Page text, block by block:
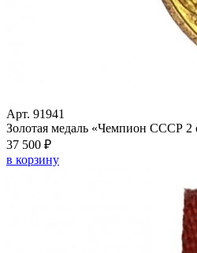
Арт. 91941
Золотая медаль «Чемпион СССР 2
37 500 ₽
в корзину